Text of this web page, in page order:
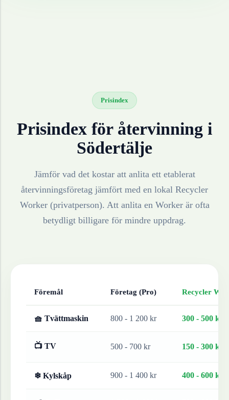
Prisindex
Prisindex för återvinning i
Södertälje
Jämför vad det kostar att anlita ett etablerat
återvinningsföretag jämfört med en lokal Recycler
Worker (privatperson). Att anlita en Worker är ofta
betydligt billigare för mindre uppdrag.
Föremål Företag (Pro) Recycler
🧺 Tvättmaskin 800 - 1 200 kr 300 - 500 kr
📺 TV 500 - 700 kr 150 - 300 kr
❄ Kylskåp 900 - 1 400 kr 400 - 600 kr